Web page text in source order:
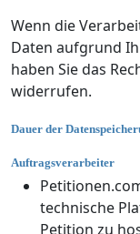
Wenn die
Daten aufgrund
haben Sie das
widerrufen.
Dauer der
Auftragsverarbeiter
technische
Petition zu